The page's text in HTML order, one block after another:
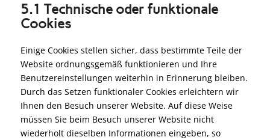
5.1 Technische oder funktionale
Cookies
Einige Cookies stellen sicher, dass bestimmte Teile der
Website ordnungsgemäß funktionieren und Ihre
Benutzereinstellungen weiterhin in Erinnerung bleiben.
Durch das Setzen funktionaler Cookies erleichtern wir
Ihnen den Besuch unserer Website. Auf diese Weise
müssen Sie beim Besuch unserer Website nicht
wiederholt dieselben Informationen eingeben, so